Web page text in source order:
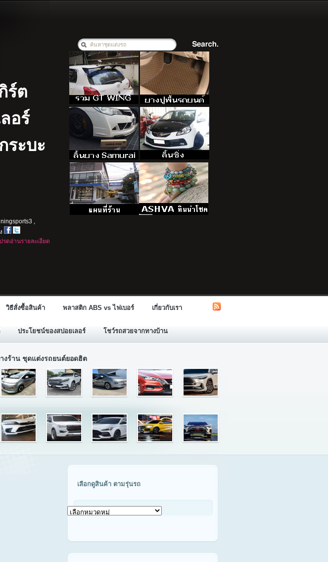
ร์ต
อร์
ระบะ
,
รดอ่านรายละเอียด
วิธีสั่งซื้อสินค้า พลาสติก ABS vs ไฟเบอร์ เกี่ยวกับเรา
ประโยชน์ของสปอยเลอร์ โชว์รถสวยจากทางบ้าน
งร้าน ชุดแต่งรถยนต์ยอดฮิต
เลือกดูสินค้า ตามรุ่นรถ
เลือก
รถ